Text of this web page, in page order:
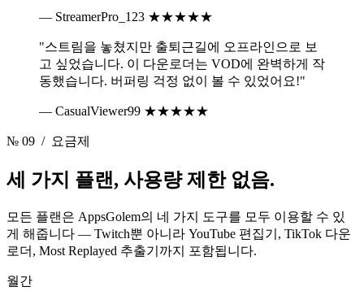
— StreamerPro_123 ★★★★★
"스트림을 놓쳤지만 출퇴근길에 오프라인으로 보
고 싶었습니다. 이 다운로더는 VOD에 완벽하게 작
동했습니다. 버퍼링 걱정 없이 볼 수 있었어요!"
— CasualViewer99 ★★★★★
№ 09 / 요금제
세 가지 플랜, 사용량 제한 없음.
모든 플랜은 AppsGolem의 네 가지 도구를 모두 이용할 수 있
게 해줍니다 — Twitch뿐 아니라 YouTube 편집기, TikTok 다운
로더, Most Replayed 추출기까지 포함됩니다.
월간